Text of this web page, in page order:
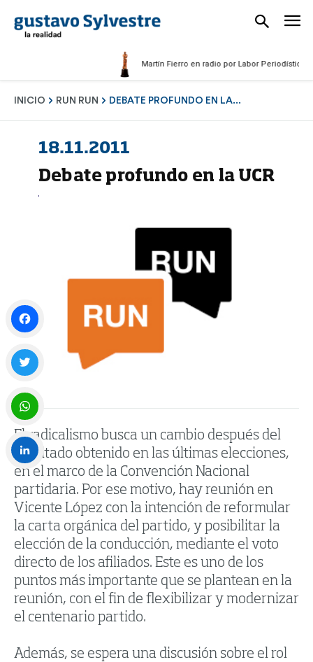
Martín Fierro en radio por Labor Periodística
INICIO RUN RUN DEBATE PROFUNDO EN LA...
18.11.2011
Debate profundo en la UCR
El radicalismo busca un cambio después del
resultado obtenido en las últimas elecciones,
en el marco de la Convención Nacional
partidaria. Por ese motivo, hay reunión en
Vicente López con la intención de reformular
la carta orgánica del partido, y posibilitar la
elección de la conducción, mediante el voto
directo de los afiliados. Este es uno de los
puntos más importante que se plantean en la
reunión, con el fin de flexibilizar y modernizar
el centenario partido.
Además, se espera una discusión sobre el rol
Facebook
Twitter
WhatsApp